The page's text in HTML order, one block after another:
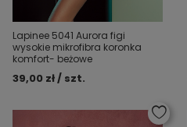
Lapinee 5041 Aurora figi
wysokie mikrofibra koronka
komfort- beżowe
39,00 zł / szt.